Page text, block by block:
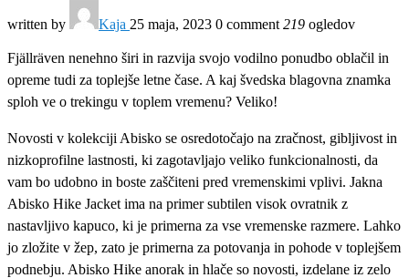
written by Kaja 25 maja, 2023 0 comment 219 ogledov
Fjällräven nenehno širi in razvija svojo vodilno ponudbo oblačil in
opreme tudi za toplejše letne čase. A kaj švedska blagovna znamka
sploh ve o trekingu v toplem vremenu? Veliko!
Novosti v kolekciji Abisko se osredotočajo na zračnost, gibljivost in
nizkoprofilne lastnosti, ki zagotavljajo veliko funkcionalnosti, da
vam bo udobno in boste zaščiteni pred vremenskimi vplivi. Jakna
Abisko Hike Jacket ima na primer subtilen visok ovratnik z
nastavljivo kapuco, ki je primerna za vse vremenske razmere. Lahko
jo zložite v žep, zato je primerna za potovanja in pohode v toplejšem
podnebju. Abisko Hike anorak in hlače so novosti, izdelane iz zelo